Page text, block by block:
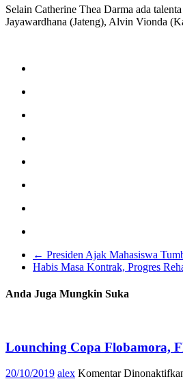
Selain Catherine Thea Darma ada
Jayawardhana (Jateng), Alvin Vionda
← Presiden Ajak Mahasiswa
Habis Masa Kontrak, Progres
Anda Juga Mungkin Suka
Lounching Copa Flobamora,
20/10/2019 alex Komentar